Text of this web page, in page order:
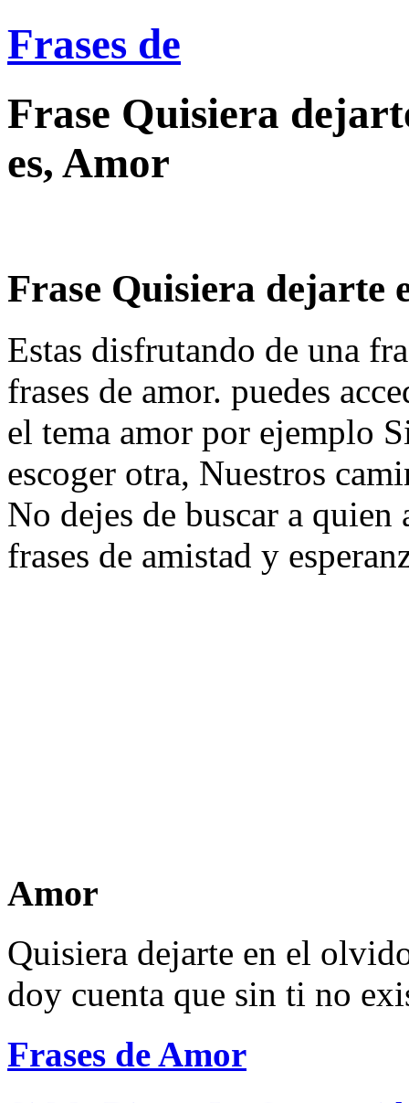
Frases de
Frase Quisiera
es, Amor
Frase Quisiera dejarte
Estas disfrutando de una
frases de amor. puedes
el tema amor por ejemplo
escoger otra, Nuestros
No dejes de buscar a quien
frases de amistad y
Amor
Quisiera dejarte en el
doy cuenta que sin ti no
Frases de Amor